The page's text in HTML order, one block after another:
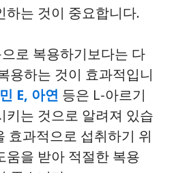
하는 것이 중요합니다.
로 복용하기보다는 다
용하는 것이 효과적입니
E, 아연 등은 L-아르기
키는 것으로 알려져 있습
효과적으로 섭취하기 위
움을 받아 적절한 복용